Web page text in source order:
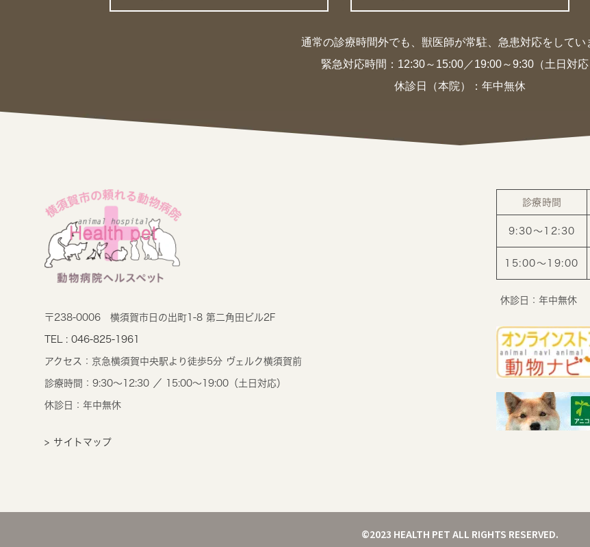
通常の診療時間外でも、獣医師が常駐、 急患対応をしてい
緊急対応時間： 12:30～15:00／19:00～9:30（土日対応
休診日（本院）：年中無休
〒238-0006 横須賀市日の出町1-8 第二角田ビル2F
TEL : 046-825-1961
アクセス： 京急横須賀中央駅より徒歩5分 ヴェルク横須賀前
診療時間： 9:30～12:30 ／ 15:00～19:00（土日対応）
休診日：年中無休
> サイトマップ
診療時間
9:30〜12:30
15:00〜19:00
休診日：年中無休
©2023 HEALTH PET ALL RIGHTS RESERVED.